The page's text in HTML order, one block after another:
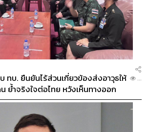
ทบ. ยืนยันไร้ส่วนเกี่ยวข้องส่งอาวุธให้
ย้ำจริงใจต่อไทย หวังเห็นทางออก
...